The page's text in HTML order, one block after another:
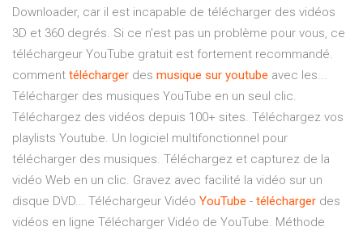
Downloader, car il est incapable de télécharger des vidéos
3D et 360 degrés. Si ce n'est pas un problème pour vous, ce
téléchargeur YouTube gratuit est fortement recommandé.
comment télécharger des musique sur youtube avec les...
Télécharger des musiques YouTube en un seul clic.
Téléchargez des vidéos depuis 100+ sites. Téléchargez vos
playlists Youtube. Un logiciel multifonctionnel pour
télécharger des musiques. Téléchargez et capturez de la
vidéo Web en un clic. Gravez avec facilité la vidéo sur un
disque DVD... Téléchargeur Vidéo YouTube - télécharger des
vidéos en ligne Télécharger Vidéo de YouTube. Méthode